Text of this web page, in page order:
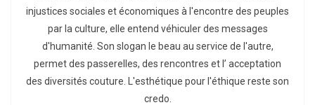
injustices sociales et économiques à l'encontre des peuples
par la culture, elle entend véhiculer des messages
d'humanité. Son slogan le beau au service de l'autre,
permet des passerelles, des rencontres et l’ acceptation
des diversités couture. L'esthétique pour l'éthique reste son
credo.